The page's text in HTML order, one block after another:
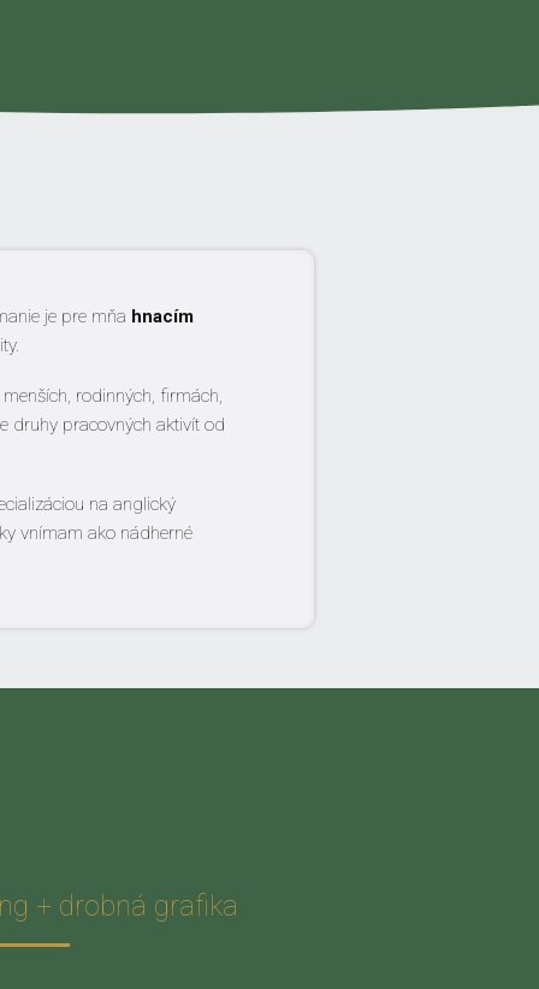
je pre mňa hnacím
rodinných, firmách,
druhy pracovných aktivít od
na anglický
vnímam ako nádherné
+ drobná grafika